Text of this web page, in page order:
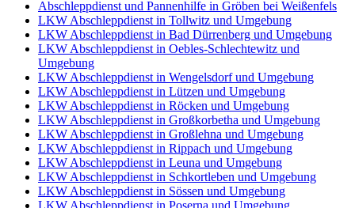
Abschleppdienst und Pannenhilfe in Gröben bei Weißenfels
LKW Abschleppdienst in Tollwitz und Umgebung
LKW Abschleppdienst in Bad Dürrenberg und Umgebung
LKW Abschleppdienst in Oebles-Schlechtewitz und
Umgebung
LKW Abschleppdienst in Wengelsdorf und Umgebung
LKW Abschleppdienst in Lützen und Umgebung
LKW Abschleppdienst in Röcken und Umgebung
LKW Abschleppdienst in Großkorbetha und Umgebung
LKW Abschleppdienst in Großlehna und Umgebung
LKW Abschleppdienst in Rippach und Umgebung
LKW Abschleppdienst in Leuna und Umgebung
LKW Abschleppdienst in Schkortleben und Umgebung
LKW Abschleppdienst in Sössen und Umgebung